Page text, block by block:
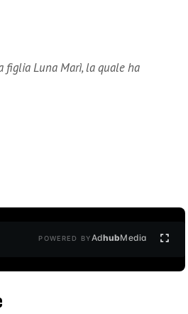
figlia Luna Marì, la quale ha
POWERED BYAdhubMedia